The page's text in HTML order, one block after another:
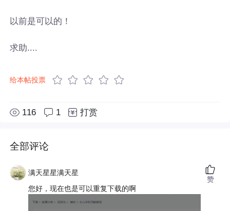
以前是可以的！
求助....
给本帖投票
116 1 打赏
全部评论
满天星星满天星
您好，现在也是可以重复下载的啊
赞